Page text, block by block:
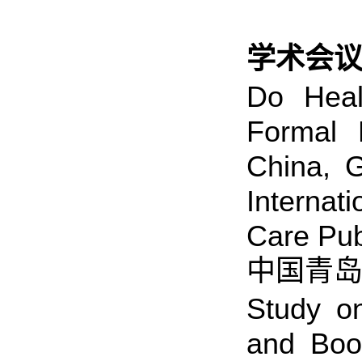
学术会
Do
Formal
China,
Care
中国青
Study
and